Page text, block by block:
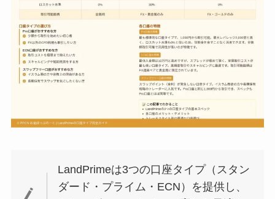
LandPrimeは3つの口座タイプ（スタン
ダード・プライム・ECN）を提供し、